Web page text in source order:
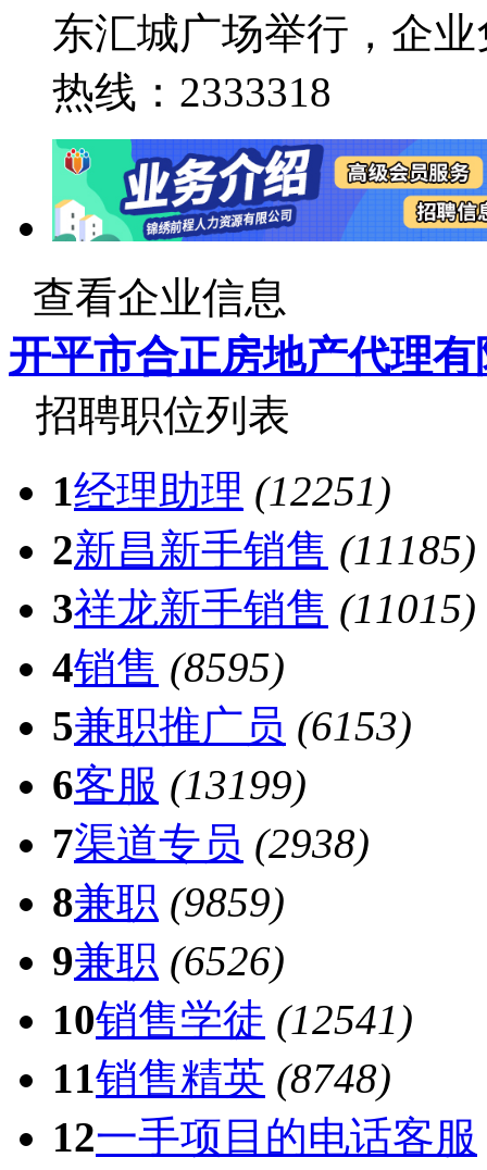
东汇城广场举行，企
热线：2333318
查看企业信息
开平市合正房地产代理有
招聘职位列表
1经理助理 (12251)
2新昌新手销售 (11185)
3祥龙新手销售 (11015)
4销售 (8595)
5兼职推广员 (6153)
6客服 (13199)
7渠道专员 (2938)
8兼职 (9859)
9兼职 (6526)
10销售学徒 (12541)
11销售精英 (8748)
12一手项目的电话客服